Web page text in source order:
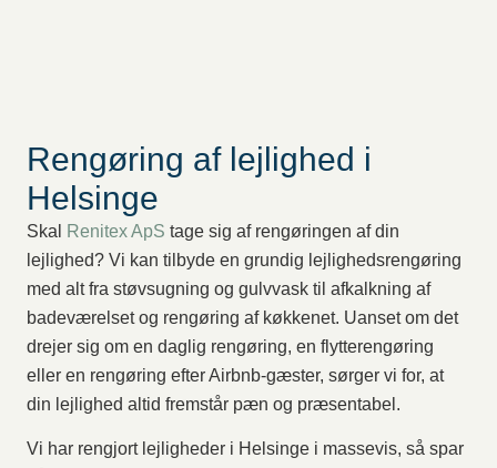
Rengøring af lejlighed i
Helsinge
Skal Renitex ApS tage sig af rengøringen af din
lejlighed? Vi kan tilbyde en grundig lejlighedsrengøring
med alt fra støvsugning og gulvvask til afkalkning af
badeværelset og rengøring af køkkenet. Uanset om det
drejer sig om en daglig rengøring, en flytterengøring
eller en rengøring efter Airbnb-gæster, sørger vi for, at
din lejlighed altid fremstår pæn og præsentabel.
Vi har rengjort lejligheder i Helsinge i massevis, så spar